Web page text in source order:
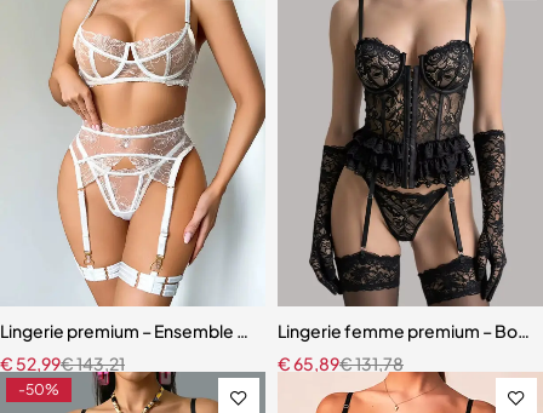
Lingerie premium – Ensemble en broderie florale avec soutien-
€143,21
€ 52,99
Lingerie femme premium –
€131,78
€65,89
-50%